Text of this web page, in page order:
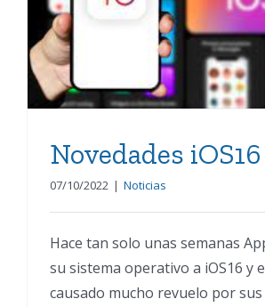
Novedades iOS16
07/10/2022 | Noticias
Hace tan solo unas semanas
su sistema operativo a iOS16 y
causado mucho revuelo por